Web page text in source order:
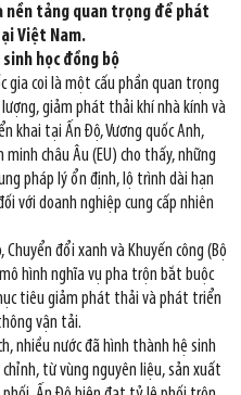
nền tảng quan trọng để phát
Việt Nam.
học đồng bộ
gia coi là một cấu phần quan trọng
giảm phát thải khí nhà kính và
khai tại Ấn Độ, Vương quốc Anh,
châu Âu (EU) cho thấy, những
pháp lý ổn định, lộ trình dài hạn
với doanh nghiệp cung cấp nhiên
đổi xanh và Khuyến công (Bộ
hình nghĩa vụ pha trộn bắt buộc
tiêu giảm phát thải và phát triển
vận tải.
nhiều nước đã hình thành hệ sinh
từ vùng nguyên liệu, sản xuất